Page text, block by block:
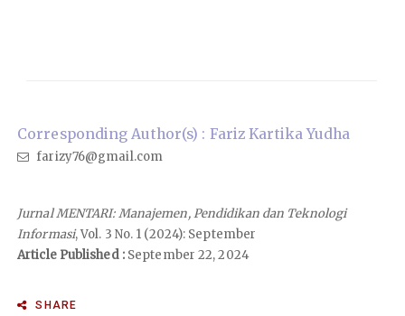
Corresponding Author(s) : Fariz Kartika Yudha
farizy76@gmail.com
Jurnal MENTARI: Manajemen, Pendidikan dan Teknologi
Informasi, Vol. 3 No. 1 (2024): September
Article Published :September 22, 2024
SHARE